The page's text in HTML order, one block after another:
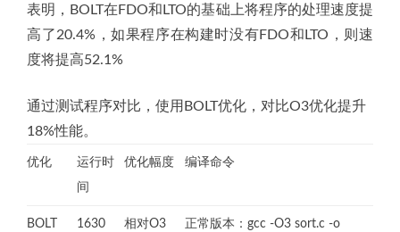
表明，BOLT在FDO和LTO的基础上将程序的处理速度提
高了20.4%，如果程序在构建时没有FDO和LTO，则速
度将提高52.1%
通过测试程序对比，使用BOLT优化，对比O3优化提升
18%性能。
优化
运行时
间
优化幅度 编译命令
BOLT
1630
相对O3
正常版本：gcc -O3 sort.c -o